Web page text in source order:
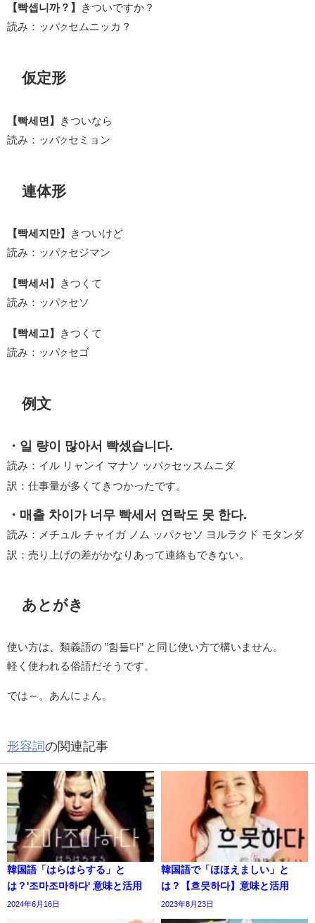
【빡셉니까？】
きついですか？
読み：ッパク セムニッカ？
仮定形
【빡세면】
きついなら
読み：ッパク セミョン
連体形
【빡세지만】
きついけど
読み：ッパク セジマン
【빡세서】
きつくて
読み：ッパク セソ
【빡세고】
きつくて
読み：ッパク セゴ
例文
・일 량이 많아서 빡셌습니다.
読み：イル リャンイ マナソ ッパク セッスムニダ
訳：仕事量が多くてきつかったです。
・매출 차이가 너무 빡세서 연락도 못 한다.
読み：メチュル チャイガ ノム ッパク セソ ヨルラクド モタンダ
訳：売り上げの差がかなりあって連絡もできない。
あとがき
使い方は、類義語の ”힘들다” と同じ使い方で構いません。
軽く使われる俗語だそうです。
では～。あんにょん。
形容詞の関連記事
韓国語「はらはらする」と
は？'조마조마하다' 意味と活用
2024年6月16日
韓国語で「ほほえましい」と
は？【흐뭇하다】意味と活用
2023年8月23日